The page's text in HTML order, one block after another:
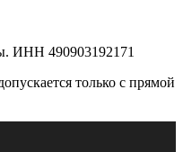
ИНН 490903192171
только с прямой